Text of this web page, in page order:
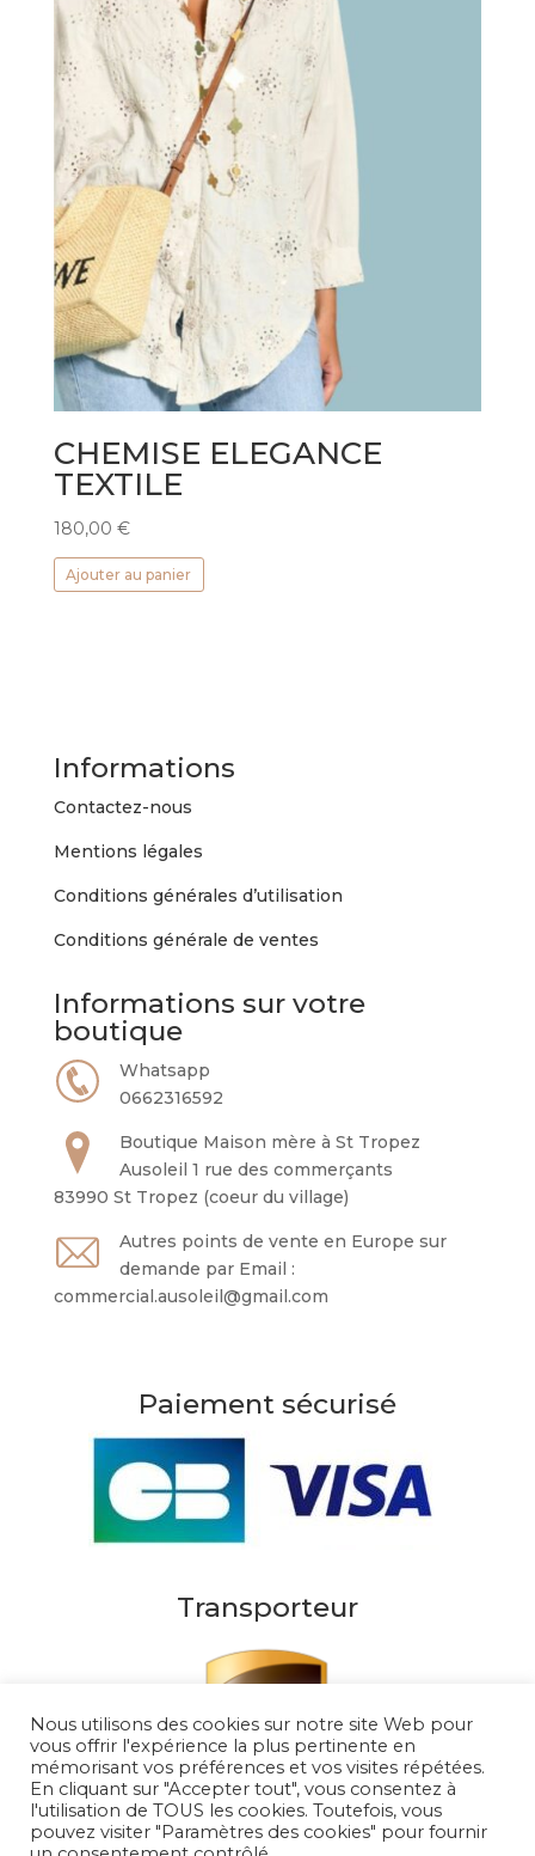
CHEMISE ELEGANCE
TEXTILE
180,00 €
Ajouter au panier
Informations
Contactez-nous
Mentions légales
Conditions générales d’utilisation
Conditions générale de ventes
Informations sur votre
boutique
Whatsapp
0662316592
Boutique Maison mère à St Tropez
Ausoleil 1 rue des commerçants
83990 St Tropez (coeur du village)
Autres points de vente en Europe sur
demande par Email :
commercial.ausoleil@gmail.com
Paiement sécurisé
Transporteur
Nous utilisons des cookies sur notre site Web pour
vous offrir l'expérience la plus pertinente en
mémorisant vos préférences et vos visites répétées.
En cliquant sur "Accepter tout", vous consentez à
l'utilisation de TOUS les cookies. Toutefois, vous
pouvez visiter "Paramètres des cookies" pour fournir